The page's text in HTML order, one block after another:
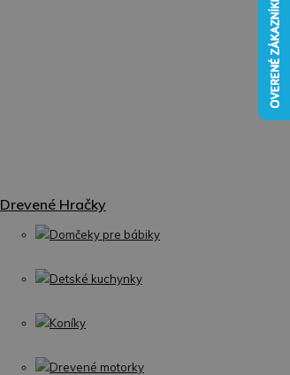
Drevené Hračky
Domčeky pre bábiky
Detské kuchynky
Koníky
Drevené motorky